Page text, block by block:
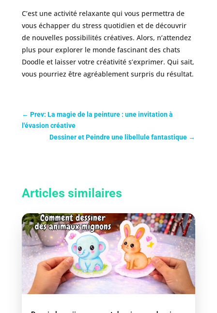
C’est une activité relaxante qui vous permettra de
vous échapper du stress quotidien et de découvrir
de nouvelles possibilités créatives. Alors, n’attendez
plus pour explorer le monde fascinant des chats
Doodle et laisser votre créativité s’exprimer. Qui sait,
vous pourriez être agréablement surpris du résultat.
← Prev: La magie de la peinture : une invitation à
l'évasion créative
Dessiner et Peindre une libellule fantastique →
Articles similaires
x